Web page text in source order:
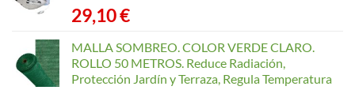
29,10€
MALLA SOMBREO. COLOR VERDE CLARO.
ROLLO 50 METROS. Reduce Radiación,
Protección Jardín y Terraza, Regula Temperatura